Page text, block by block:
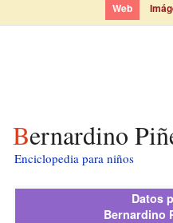
Web
Bernardino
Enciclopedia para niños
Datos
Bernardino